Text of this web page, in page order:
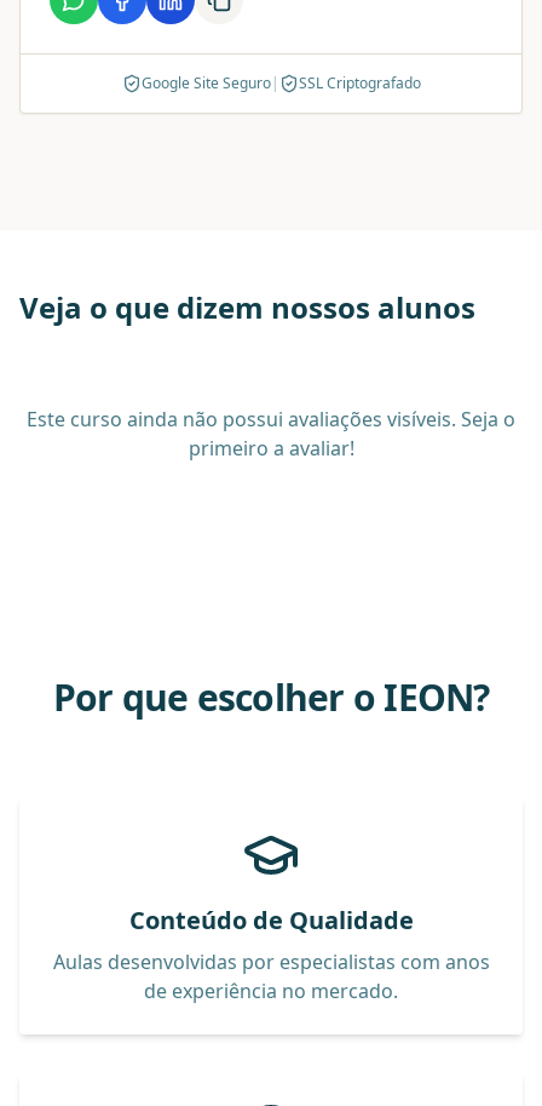
Google Site Seguro| SSL Criptografado
Veja o que dizem nossos alunos
Este curso ainda não possui avaliações visíveis. Seja o
primeiro a avaliar!
Por que escolher o IEON?
Conteúdo de Qualidade
Aulas desenvolvidas por especialistas com anos
de experiência no mercado.